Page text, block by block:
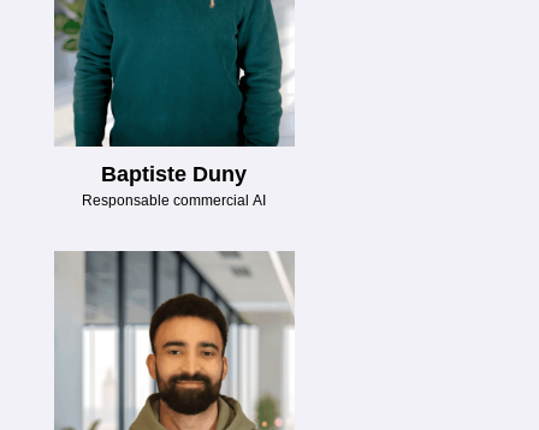
Baptiste Duny
Responsable commercial AI